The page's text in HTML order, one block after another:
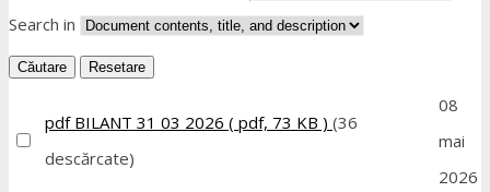
Search in
Căutare Resetare
pdf BILANT 31 03 2026 ( pdf, 73 KB ) (36
descărcate)
08
mai
2026